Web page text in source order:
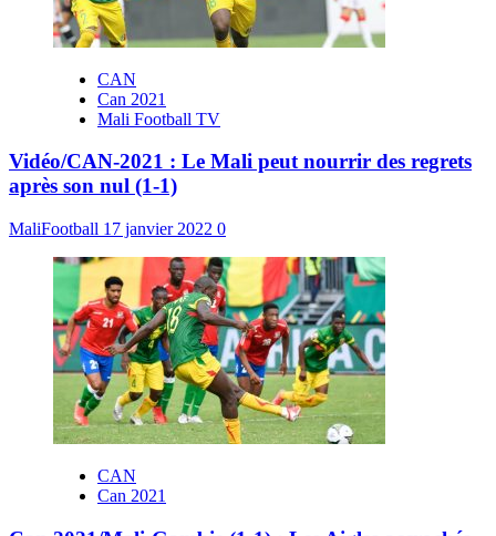
CAN
Can 2021
Mali Football TV
Vidéo/CAN-2021 : Le Mali peut nourrir des regrets
après son nul (1-1)
MaliFootball 17 janvier 2022 0
CAN
Can 2021